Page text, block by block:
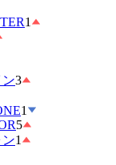
1
3
1
5
1